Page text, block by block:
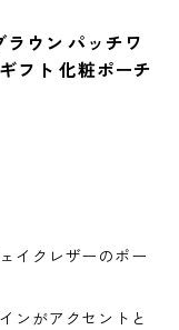
ウン パッチワ
フト 化粧ポーチ
イクレザーのポー
ンがアクセントと